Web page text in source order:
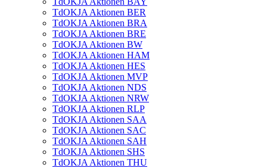
TdOKJA Aktionen BER
TdOKJA Aktionen BRA
TdOKJA Aktionen BRE
TdOKJA Aktionen BW
TdOKJA Aktionen HAM
TdOKJA Aktionen HES
TdOKJA Aktionen MVP
TdOKJA Aktionen NDS
TdOKJA Aktionen NRW
TdOKJA Aktionen RLP
TdOKJA Aktionen SAA
TdOKJA Aktionen SAC
TdOKJA Aktionen SAH
TdOKJA Aktionen SHS
TdOKJA Aktionen THU